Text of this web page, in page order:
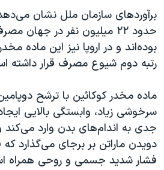
حدود ۲۲ میلیون نفر در جهان
بوده‌اند و در اروپا نیز این ماده
رتبه دوم شیوع مصرف قرار داشته
ماده مخدر کوکائین با ترشح
سرخوشی زیاد، وابستگی بالایی
جدی به اندام‌های بدن وارد می‌کند
دویدن ماراتن بر برجای می‌گذارد
فشار شدید جسمی و روحی همراه